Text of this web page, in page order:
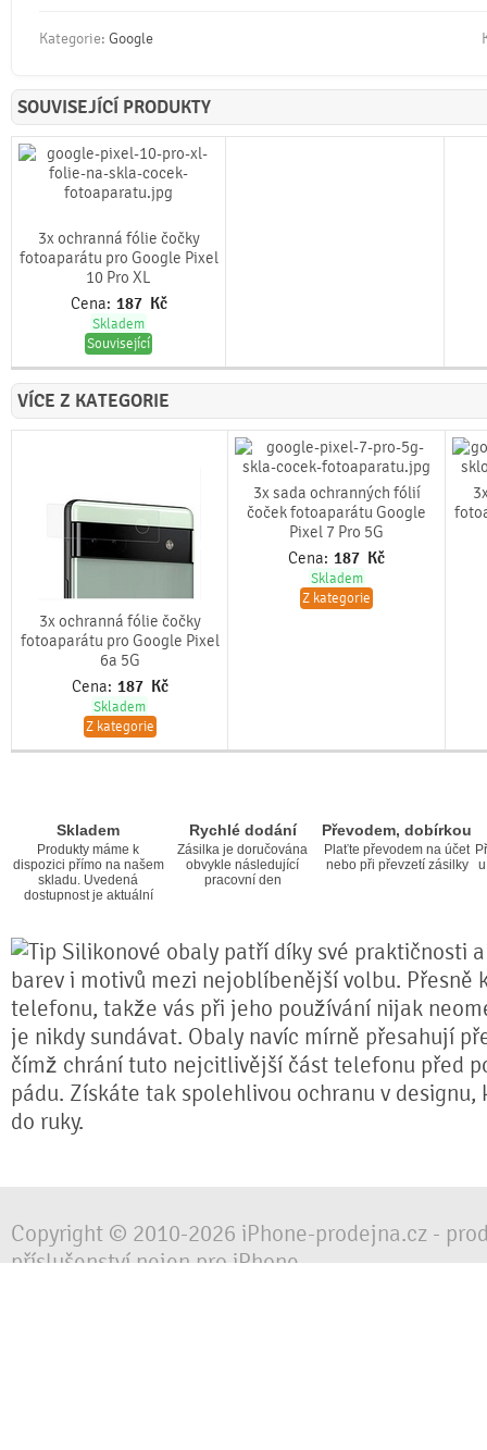
Kategorie: Google
SOUVISEJÍCÍ PRODUKTY
3x ochranná fólie čočky
fotoaparátu pro Google Pixel
10 Pro XL
Cena: 187 Kč
Skladem
Související
VÍCE Z KATEGORIE
3x ochranná fólie čočky
fotoaparátu pro Google Pixel
6a 5G
Cena: 187 Kč
Skladem
Z kategorie
3x sada ochranných fólií
čoček fotoaparátu Google
Pixel 7 Pro 5G
Cena: 187 Kč
Skladem
Z kategorie
Skladem
Produkty máme k
dispozici přímo na našem
skladu. Uvedená
dostupnost je aktuální
Rychlé dodání
Zásilka je doručována
obvykle následující
pracovní den
Převodem, dobírkou
Plaťte převodem na účet
nebo při převzetí zásilky
Silikonové obaly patří díky své praktičnosti
barev i motivů mezi nejoblíbenější volbu. Přesně
telefonu, takže vás při jeho používání nijak
je nikdy sundávat. Obaly navíc mírně přesahují
čímž chrání tuto nejcitlivější část telefonu před
pádu. Získáte tak spolehlivou ochranu v designu,
do ruky.
Copyright © 2010-2026 iPhone-prodejna.cz -
příslušenství nejen pro iPhone